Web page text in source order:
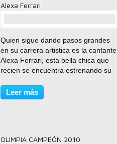
Alexa Ferrari
Quien sigue dando pasos grandes
en su carrera artistica es la cantante
Alexa Ferrari, esta bella chica que
recien se encuentra estrenando su
Ferrari Feat. Dyland y Lenny... les
recomendamos que escuchen esta
Leer más
OLIMPIA CAMPEÓN 2010